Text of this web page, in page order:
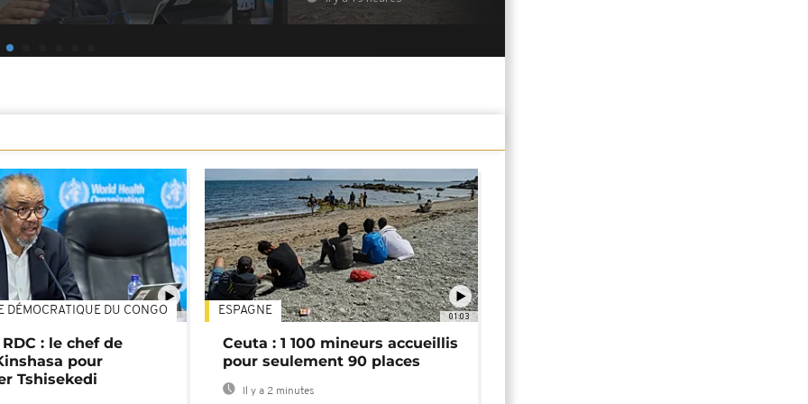
01:02
DÉMOCRATIQUE DU CONGO
: le chef de
pour
Tshisekedi
01:03
ESPAGNE
Ceuta : 1 100 mineurs accueillis
pour seulement 90 places
Il y a 2 minutes